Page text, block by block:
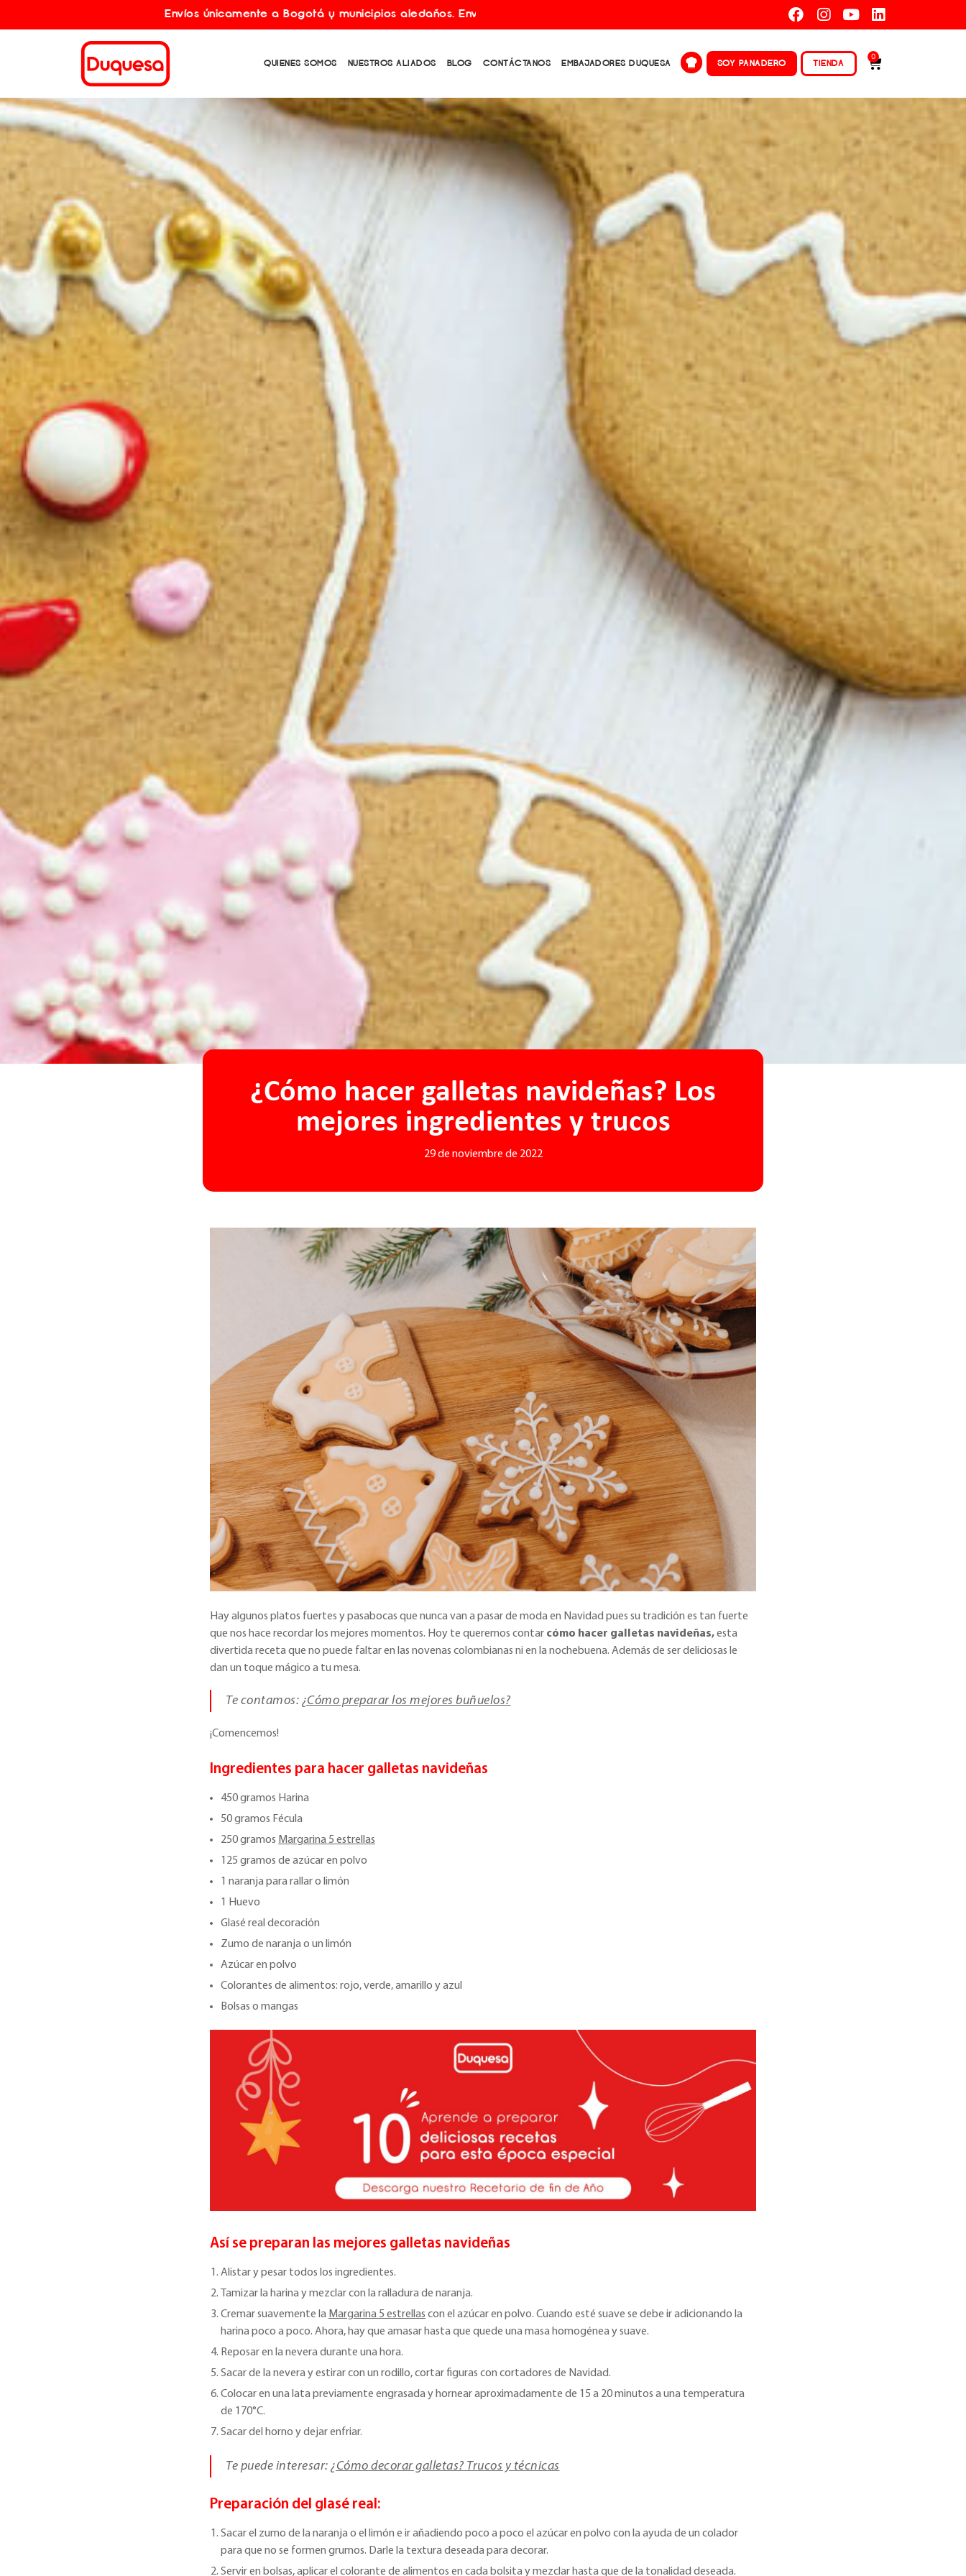
Envíos únicamente a Bogotá y municipios aledaños. Envíos gratis por compras superiores a $150.000.
QUIENES SOMOS NUESTROS ALIADOS BLOG CONTÁCTANOS EMBAJADORES DUQUESA SOY PANADERO TIENDA
0
¿Cómo hacer galletas navideñas? Los
mejores ingredientes y trucos
29 de noviembre de 2022
Hay algunos platos fuertes y pasabocas que nunca van a pasar de moda en Navidad pues su tradición es tan fuerte
que nos hace recordar los mejores momentos. Hoy te queremos contar cómo hacer galletas navideñas,esta
divertida receta que no puede faltar en las novenas colombianas ni en la nochebuena. Además de ser deliciosas le
dan un toque mágico a tu mesa.
Te contamos: ¿Cómo preparar los mejores buñuelos?
¡Comencemos!
Ingredientes para hacer galletas navideñas
450 gramos Harina
50 gramos Fécula
250 gramos Margarina 5 estrellas
125 gramos de azúcar en polvo
1 naranja para rallar o limón
1 Huevo
Glasé real decoración
Zumo de naranja o un limón
Azúcar en polvo
Colorantes de alimentos: rojo, verde, amarillo y azul
Bolsas o mangas
Así se preparan las mejores galletas navideñas
Alistar y pesar todos los ingredientes.
Tamizar la harina y mezclar con la ralladura de naranja.
Cremar suavemente la Margarina 5 estrellas con el azúcar en polvo. Cuando esté suave se debe ir adicionando la
harina poco a poco. Ahora, hay que amasar hasta que quede una masa homogénea y suave.
Reposar en la nevera durante una hora.
Sacar de la nevera y estirar con un rodillo, cortar figuras con cortadores de Navidad.
Colocar en una lata previamente engrasada y hornear aproximadamente de 15 a 20 minutos a una temperatura
de 170°C.
Sacar del horno y dejar enfriar.
Te puede interesar: ¿Cómo decorar galletas? Trucos y técnicas
Preparación del glasé real:
Sacar el zumo de la naranja o el limón e ir añadiendo poco a poco el azúcar en polvo con la ayuda de un colador
para que no se formen grumos. Darle la textura deseada para decorar.
Servir en bolsas, aplicar el colorante de alimentos en cada bolsita y mezclar hasta que de la tonalidad deseada.